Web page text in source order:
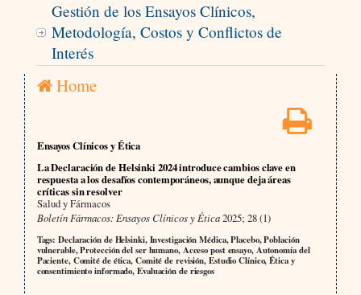
Gestión de los Ensayos Clínicos,
Metodología, Costos y Conflictos de
Interés
Home
Ensayos Clínicos y Ética
La Declaración de Helsinki 2024 introduce cambios clave en
respuesta a los desafíos contemporáneos, aunque deja áreas
críticas sin resolver
Salud y Fármacos
Boletín Fármacos: Ensayos Clínicos y Ética2025; 28 (1)
Tags: Declaración de Helsinki, Investigación Médica, Placebo, Población
vulnerable, Protección del ser humano, Acceso post ensayo, Autonomía del
Paciente, Comité de ética, Comité de revisión, Estudio Clínico, Ética y
consentimiento informado, Evaluación de riesgos